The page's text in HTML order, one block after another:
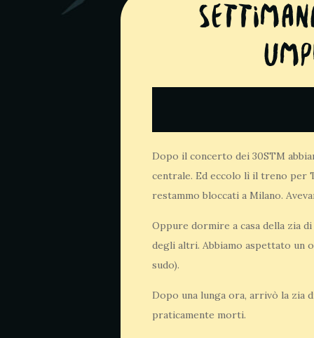
Dopo il concerto dei 30STM
centrale. Ed eccolo lì il treno per
restammo bloccati a Milano.
Oppure dormire a casa della zia
degli altri. Abbiamo aspettato un
sudo).
Dopo una lunga ora, arrivò la zia
praticamente morti.